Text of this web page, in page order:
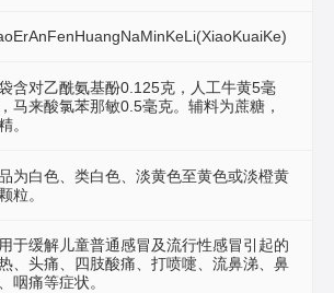
含对乙酰氨基酚0.125克，人工牛黄5毫
马来酸氯苯那敏0.5毫克。辅料为蔗糖，
。
为白色、类白色、淡黄色至黄色或淡橙黄
粒。
于缓解儿童普通感冒及流行性感冒引起的
、头痛、四肢酸痛、打喷嚏、流鼻涕、鼻
咽痛等症状。